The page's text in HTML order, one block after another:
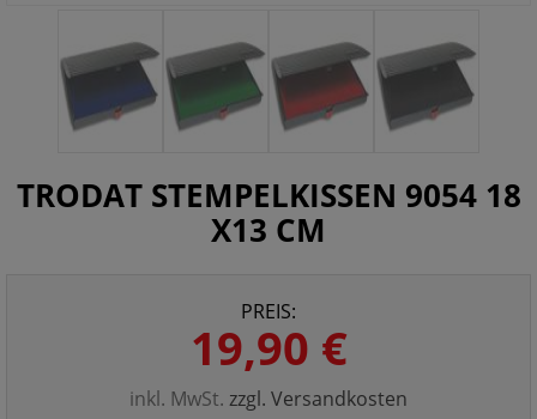
TRODAT STEMPELKISSEN 9054 18
X13 CM
PREIS:
19,90 €
inkl. MwSt. zzgl. Versandkosten